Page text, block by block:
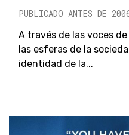
PUBLICADO ANTES DE
A través de las voces
las esferas de la
identidad de la...